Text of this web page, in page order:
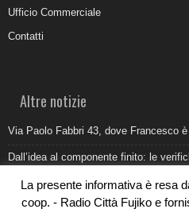
Ufficio Commerciale
Contatti
Altre notizie
Via Paolo Fabbri 43, dove Francesco
Dall’idea al componente finito: le
Belvedere Marittimo e il report
La presente informativa è resa
coop. - Radio Città Fujiko e